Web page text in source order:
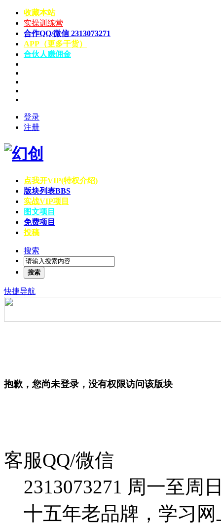
收藏本站
实操训练营
合作QQ/微信 2313073271
APP（更多干货）
合伙人赚佣金
登录
注册
点我开VIP(特权介绍)
版块列表BBS
实战VIP项目
图文项目
免费项目
投稿
搜索
搜索
快捷导航
抱歉，您尚未登录，没有权限访问该版块
客服QQ/微信
2313073271 周一至周
十五年老品牌，学习